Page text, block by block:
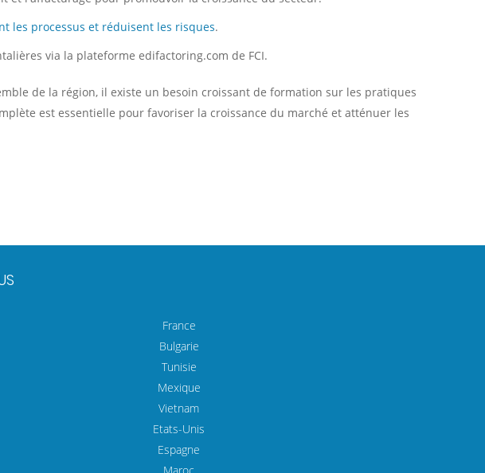
les processus et réduisent les risques.
via la plateforme edifactoring.com de FCI.
de la région, il existe un besoin croissant de formation sur les pratiques
est essentielle pour favoriser la croissance du marché et atténuer les
France
Bulgarie
Tunisie
Mexique
Vietnam
Etats-Unis
Espagne